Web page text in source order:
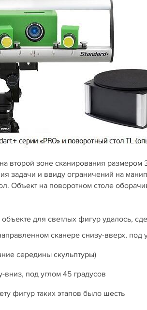
второй зоне сканирования
задачи и ввиду ограничений на
Объект на поворотном столе
для светлых фигур удалось,
сканере снизу-вверх, под
середины скульптуры)
вниз, под углом 45 градусов
фигур таких этапов было шесть